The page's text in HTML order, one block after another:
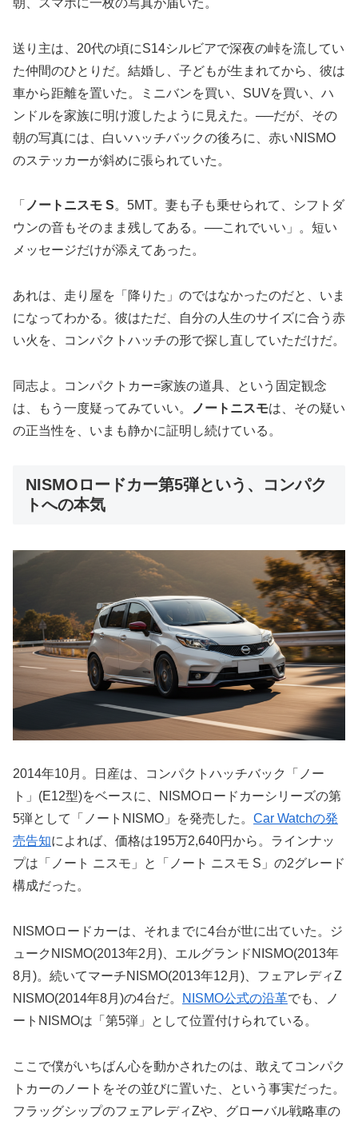
送り主は、20代の頃にS14シルビアで深夜の峠を流してい
た仲間のひとりだ。結婚し、子どもが生まれてから、彼は
車から距離を置いた。ミニバンを買い、SUVを買い、ハ
ンドルを家族に明け渡したように見えた。──だが、その
朝の写真には、白いハッチバックの後ろに、赤いNISMO
のステッカーが斜めに張られていた。
「 ノートニスモ S。5MT。妻も子も乗せられて、シフトダ
ウンの音もそのまま残してある。──これでいい」。短い
メッセージだけが添えてあった。
あれは、走り屋を「降りた」のではなかったのだと、いま
になってわかる。彼はただ、自分の人生のサイズに合う赤
い火を、コンパクトハッチの形で探し直していただけだ。
同志よ。コンパクトカー=家族の道具、という固定観念
は、もう一度疑ってみていい。
ノートニスモは、その疑い
の正当性を、いまも静かに証明し続けている。
NISMOロードカー第5弾という、コンパク
トへの本気
2014年10月。日産は、コンパクトハッチバック「ノー
ト」(E12型)をベースに、NISMOロードカーシリーズの第
5弾として「ノートNISMO」を発売した。 Car Watchの発
売告知によれば、価格は195万2,640円から。ラインナッ
プは「ノート ニスモ」と「ノート ニスモ S」の2グレード
構成だった。
NISMOロードカーは、それまでに4台が世に出ていた。ジ
ュークNISMO(2013年2月)、エルグランドNISMO(2013年
8月)。続いてマーチNISMO(2013年12月)、フェアレディZ
NISMO(2014年8月)の4台だ。
NISMO公式の沿革でも、ノ
ートNISMOは「第5弾」として位置付けられている。
ここで僕がいちばん心を動かされたのは、敢えてコンパク
トカーのノートをその並びに置いた、という事実だった。
フラッグシップのフェアレディZや、グローバル戦略車の